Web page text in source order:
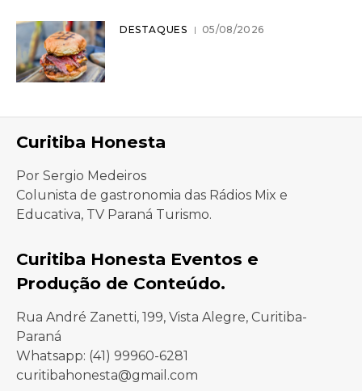
DESTAQUES 05/08/2026
Curitiba Honesta
Por Sergio Medeiros
Colunista de gastronomia das Rádios Mix e
Educativa, TV Paraná Turismo.
Curitiba Honesta Eventos e
Produção de Conteúdo.
Rua André Zanetti, 199, Vista Alegre, Curitiba-
Paraná
Whatsapp: (41) 99960-6281
curitibahonesta@gmail.com